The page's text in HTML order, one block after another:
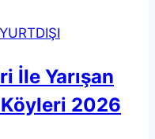
YURTDIŞI
İle Yarışan
2026